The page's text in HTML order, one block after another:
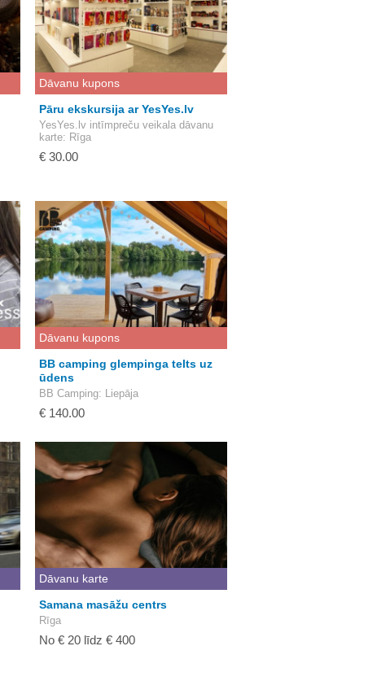
Dāvanu kupons
Pāru ekskursija ar YesYes.lv
YesYes.lv intīmpreču veikala dāvanu
karte: Rīga
€ 30.00
Dāvanu kupons
BB camping glempinga telts uz
ūdens
BB Camping: Liepāja
€ 140.00
Dāvanu karte
Samana masāžu centrs
Rīga
No € 20 līdz € 400